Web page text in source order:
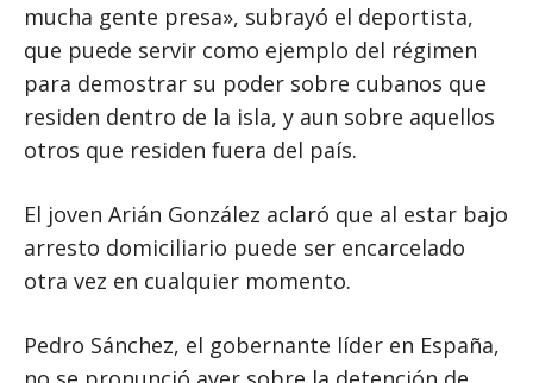
mucha gente presa», subrayó el deportista,
que puede servir como ejemplo del régimen
para demostrar su poder sobre cubanos que
residen dentro de la isla, y aun sobre aquellos
otros que residen fuera del país.
El joven Arián González aclaró que al estar bajo
arresto domiciliario puede ser encarcelado
otra vez en cualquier momento.
Pedro Sánchez, el gobernante líder en España,